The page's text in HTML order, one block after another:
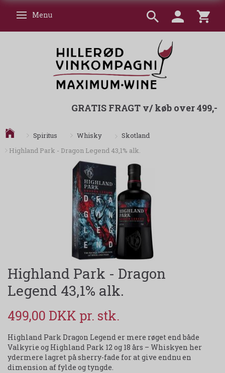
Skifte navigation
Menu
GRATIS FRAGT v/ køb over 499,-
Spiritus Whisky
Skotland
Highland Park - Dragon Legend 43,1% alk.
Highland Park - Dragon
Legend 43,1% alk.
499,00 DKK
Highland Park Dragon Legend er mere røget end både
Valkyrie og Highland Park 12 og 18 års – Whiskyen her
ydermere lagret på sherry-fade for at give endnu en
dimension af fylde og tyngde.